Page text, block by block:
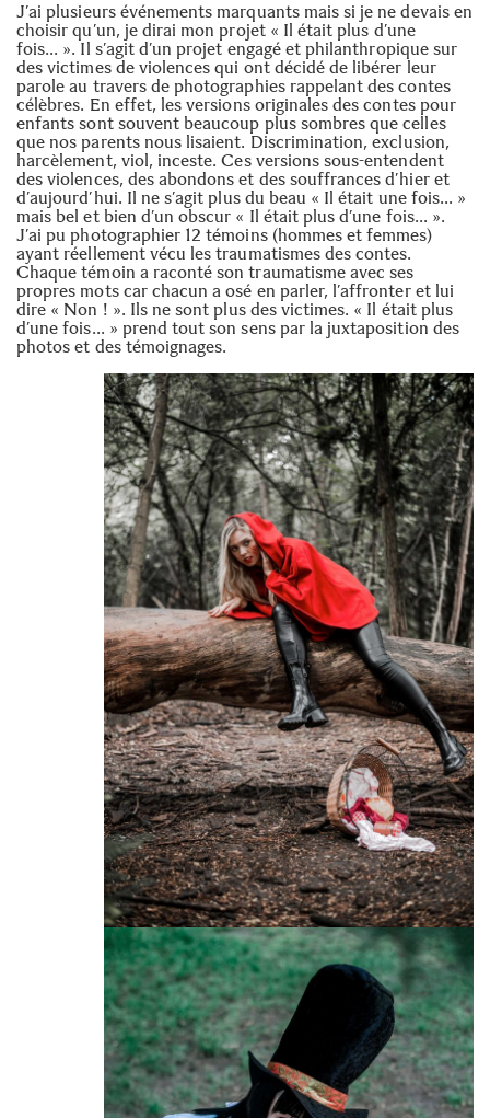
J’ai plusieurs événements marquants mais si je ne devais en
choisir qu’un, je dirai mon projet « Il était plus d’une
fois… ». Il s’agit d’un projet engagé et philanthropique sur
des victimes de violences qui ont décidé de libérer leur
parole au travers de photographies rappelant des contes
célèbres. En effet, les versions originales des contes pour
enfants sont souvent beaucoup plus sombres que celles
que nos parents nous lisaient. Discrimination, exclusion,
harcèlement, viol, inceste. Ces versions sous-entendent
des violences, des abondons et des souffrances d’hier et
d’aujourd’hui. Il ne s’agit plus du beau « Il était une fois… »
mais bel et bien d’un obscur « Il était plus d’une fois… ».
J’ai pu photographier 12 témoins (hommes et femmes)
ayant réellement vécu les traumatismes des contes.
Chaque témoin a raconté son traumatisme avec ses
propres mots car chacun a osé en parler, l’affronter et lui
dire « Non ! ». Ils ne sont plus des victimes. « Il était plus
d’une fois… » prend tout son sens par la juxtaposition des
photos et des témoignages.